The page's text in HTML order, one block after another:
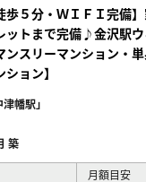
歩５分・ＷＩＦＩ完備
ットまで完備♪金沢駅
ンスリーマンション・
ョン】
幡駅」
築
月額目安